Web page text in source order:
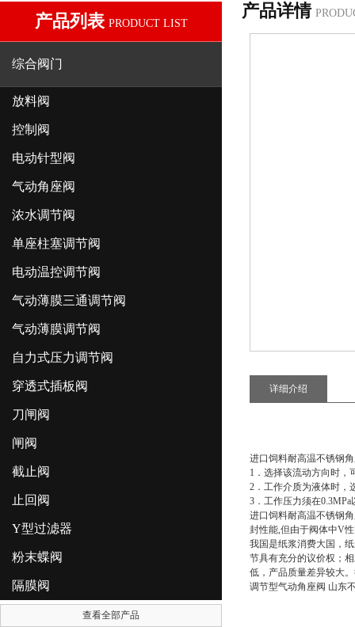
产品列表 PRODUCT LIST
综合阀门
放料阀
控制阀
电动针型阀
气动角座阀
浓水调节阀
单座柱塞调节阀
电动温控调节阀
气动薄膜三通调节阀
气动薄膜调节阀
自力式压力调节阀
穿透式插板阀
刀闸阀
闸阀
截止阀
止回阀
Y型过滤器
粉末蝶阀
隔膜阀
查看全部产品
产品详情
详细介绍
进口饲料耐高温不锈钢
1．选择该流动方向时，
2．工作介质为液体时，
3．工作压力须在
进口饲料耐高温不锈钢
封性能,但由于阀体中V
我国是纸浆消费大国，
节具有充分的议价权；
低，产品质量差异较大
调节型气动角座阀 山东